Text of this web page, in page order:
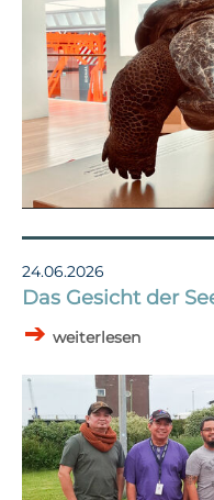
24.06.2026
Das Gesicht der
weiterlesen